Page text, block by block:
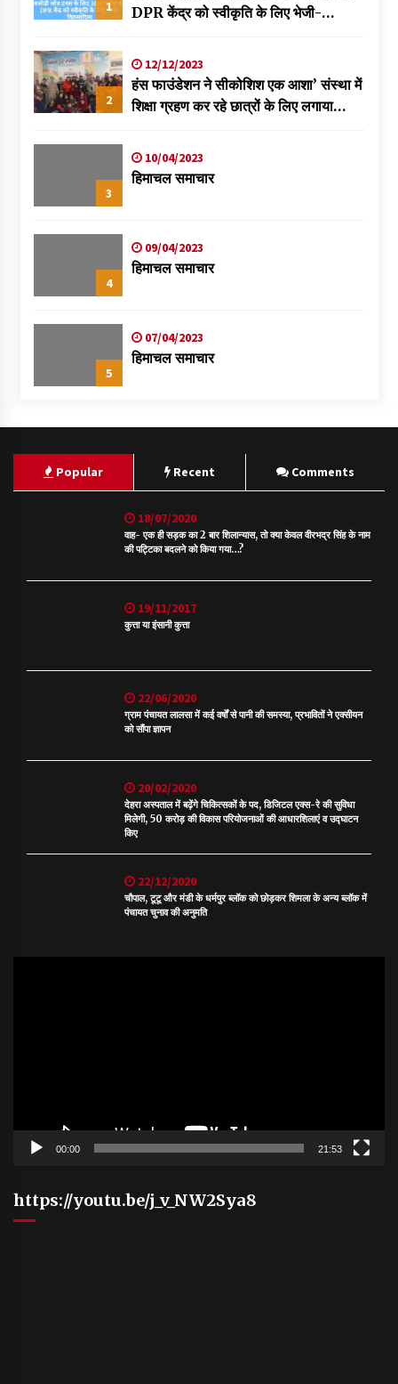
1
DPR केंद्र को स्वीकृति के लिए भेजी-
2
12/12/2023
हंस फाउंडेशन ने सीकोशिश एक आशा’ संस्था में
शिक्षा ग्रहण कर रहे छात्रों के लिए लगाया
3
10/04/2023
हिमाचल समाचार
4
09/04/2023
हिमाचल समाचार
5
07/04/2023
हिमाचल समाचार
Popular Recent Comments
18/07/2020
वाह- एक ही सड़क का 2 बार शिलान्यास, तो क्या केवल वीरभद्र सिंह के नाम
की पट्टिका बदलने को किया गया…?
19/11/2017
कुत्ता या इंसानी कुत्ता
22/06/2020
ग्राम पंचायत लालसा में कई वर्षों से पानी की समस्या, प्रभावितों ने एक्सीयन
को सौंपा ज्ञापन
20/02/2020
देहरा अस्पताल में बढ़ेंगे चिकित्सकों के पद, डिजिटल एक्स-रे की सुविधा
मिलेगी, 50 करोड़ की विकास परियोजनाओं की आधारशिलाएं व उद्घाटन
किए
22/12/2020
चौपाल, टूटू और मंडी के धर्मपुर ब्लॉक को छोड़कर शिमला के अन्य ब्लॉक में
पंचायत चुनाव की अनुमति
00:00 21:53
https://youtu.be/j_v_NW2Sya8